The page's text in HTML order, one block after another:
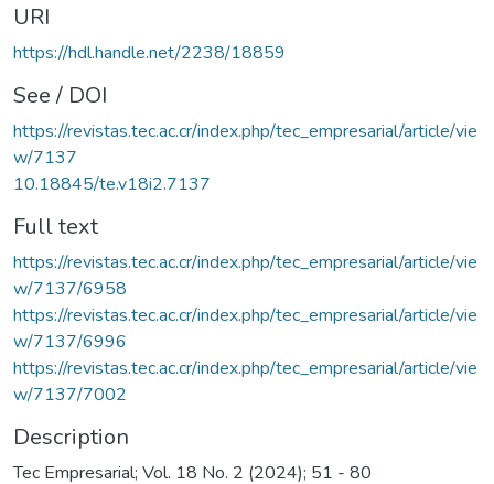
URI
https://hdl.handle.net/2238/18859
See / DOI
https://revistas.tec.ac.cr/index.php/tec_empresarial/article/vie
w/7137
10.18845/te.v18i2.7137
Full text
https://revistas.tec.ac.cr/index.php/tec_empresarial/article/vie
w/7137/6958
https://revistas.tec.ac.cr/index.php/tec_empresarial/article/vie
w/7137/6996
https://revistas.tec.ac.cr/index.php/tec_empresarial/article/vie
w/7137/7002
Description
Tec Empresarial; Vol. 18 No. 2 (2024); 51 - 80